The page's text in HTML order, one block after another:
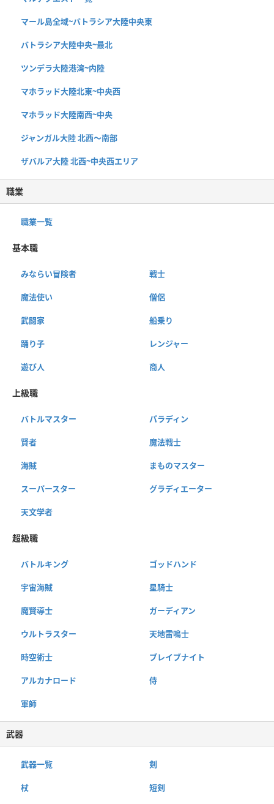
マール島全域~バトラシア大陸中央東
バトラシア大陸中央~最北
ツンデラ大陸港湾~内陸
マホラッド大陸北東~中央西
マホラッド大陸南西~中央
ジャンガル大陸 北西〜南部
ザバルア大陸 北西~中央西エリア
職業
職業一覧
基本職
みならい冒険者 戦士
魔法使い 僧侶
武闘家 船乗り
踊り子 レンジャー
遊び人 商人
上級職
バトルマスター パラディン
賢者 魔法戦士
海賊 まものマスター
スーパースター グラディエーター
天文学者
超級職
バトルキング ゴッドハンド
宇宙海賊 星騎士
魔賢導士 ガーディアン
ウルトラスター 天地雷鳴士
時空術士 ブレイブナイト
アルカナロード 侍
軍師
武器
武器一覧 剣
杖 短剣